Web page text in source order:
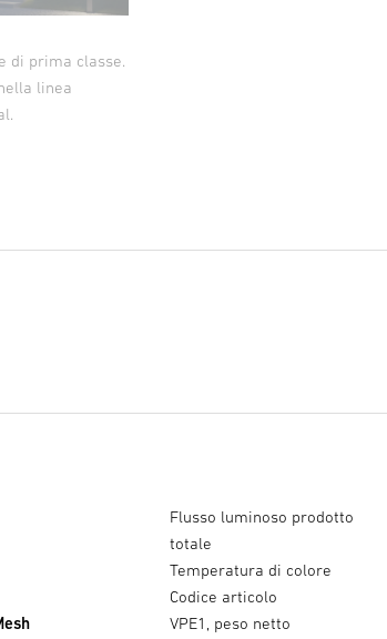
di prima classe.
linea
Flusso luminoso prodotto
totale
Temperatura di colore
Codice articolo
VPE1, peso netto